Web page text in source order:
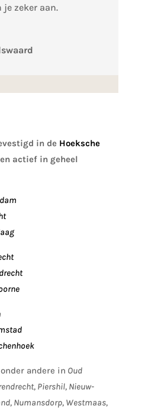
zeker aan.
in de Hoeksche
actief in geheel
andere in Oud
Piershil, Nieuw-
Numansdorp, Westmaas,